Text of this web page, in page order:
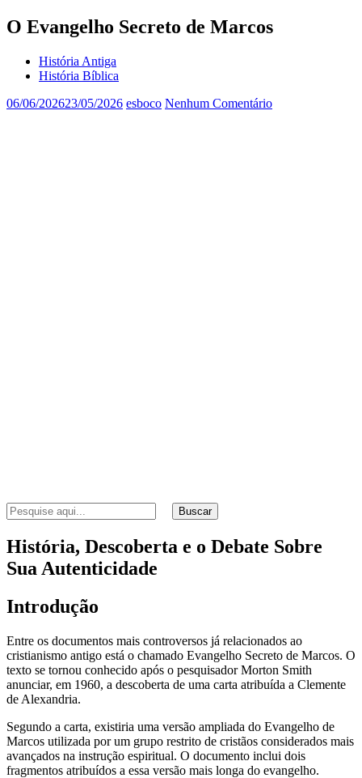
O Evangelho Secreto de Marcos
História Antiga
História Bíblica
06/06/202623/05/2026 esboco Nenhum Comentário
Buscar
História, Descoberta e o Debate Sobre
Sua Autenticidade
Introdução
Entre os documentos mais controversos já relacionados ao
cristianismo antigo está o chamado Evangelho Secreto de Marcos. O
texto se tornou conhecido após o pesquisador Morton Smith
anunciar, em 1960, a descoberta de uma carta atribuída a Clemente
de Alexandria.
Segundo a carta, existiria uma versão ampliada do Evangelho de
Marcos utilizada por um grupo restrito de cristãos considerados mais
avançados na instrução espiritual. O documento inclui dois
fragmentos atribuídos a essa versão mais longa do evangelho.